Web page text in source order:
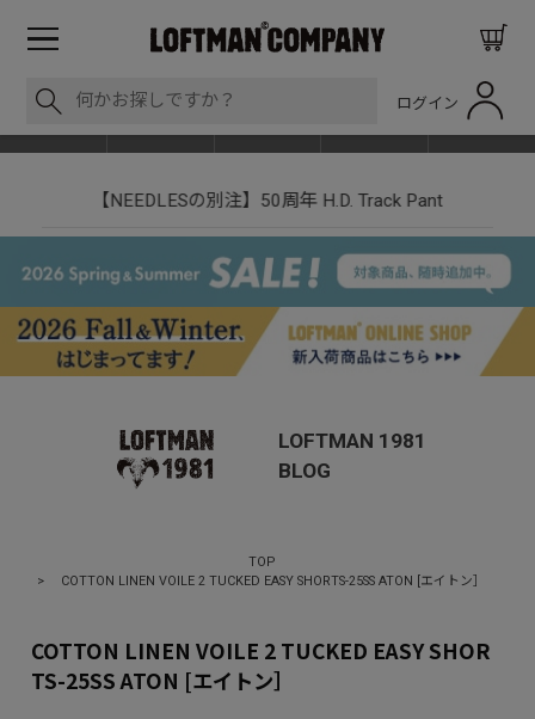
ログイン
LOFTMAN RECRUIT
LOFTMAN 1981
BLOG
TOP
>
COTTON LINEN VOILE 2 TUCKED EASY SHORTS-25SS ATON [エイトン］
COTTON LINEN VOILE 2 TUCKED EASY SHOR
TS-25SS ATON [エイトン］